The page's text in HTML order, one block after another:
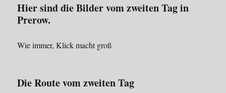
Hier sind die Bilder vom zweiten Tag in
Prerow.
Wie immer, Klick macht groß
Die Route vom zweiten Tag